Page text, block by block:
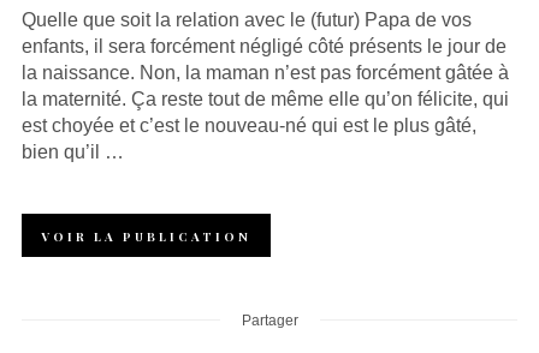
Quelle que soit la relation avec le (futur) Papa de vos
enfants, il sera forcément négligé côté présents le jour de
la naissance. Non, la maman n’est pas forcément gâtée à
la maternité. Ça reste tout de même elle qu’on félicite, qui
est choyée et c’est le nouveau-né qui est le plus gâté,
bien qu’il …
VOIR LA PUBLICATION
Partager